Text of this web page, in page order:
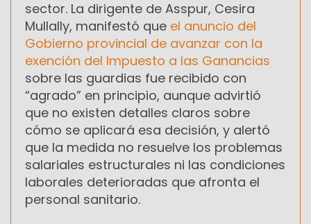
sector. La dirigente de Asspur, Cesira
Mullally, manifestó que el anuncio del
Gobierno provincial de avanzar con la
exención del Impuesto a las Ganancias
sobre las guardias fue recibido con
“agrado” en principio, aunque advirtió
que no existen detalles claros sobre
cómo se aplicará esa decisión, y alertó
que la medida no resuelve los problemas
salariales estructurales ni las condiciones
laborales deterioradas que afronta el
personal sanitario.